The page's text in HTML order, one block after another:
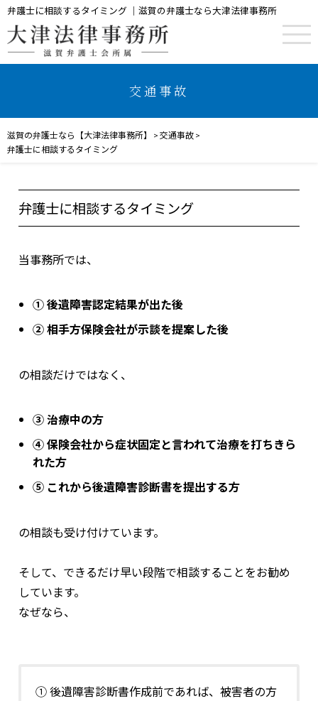
弁護士に相談するタイミング ｜滋賀の弁護士なら大津法律事務所
交通事故
滋賀の弁護士なら【大津法律事務所】 > 交通事故 >
弁護士に相談するタイミング
弁護士に相談するタイミング
当事務所では、
① 後遺障害認定結果が出た後
② 相手方保険会社が示談を提案した後
の相談だけではなく、
③ 治療中の方
④ 保険会社から症状固定と言われて治療を打ちきら
れた方
⑤ これから後遺障害診断書を提出する方
の相談も受け付けています。
そして、できるだけ早い段階で相談することをお勧め
しています。
なぜなら、
① 後遺障害診断書作成前であれば、被害者の方